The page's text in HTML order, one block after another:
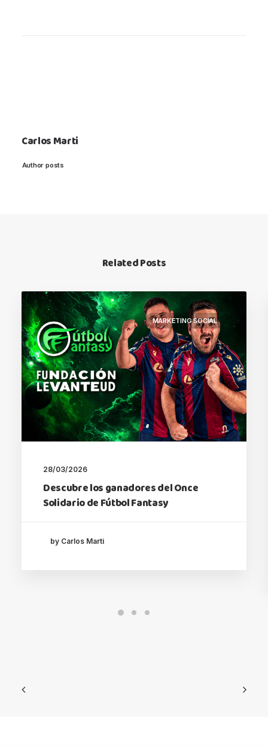
Carlos Marti
Author posts
Related Posts
MARKETING SOCIAL
28/03/2026
Descubre los ganadores del Once
Solidario de Fútbol Fantasy
by Carlos Marti